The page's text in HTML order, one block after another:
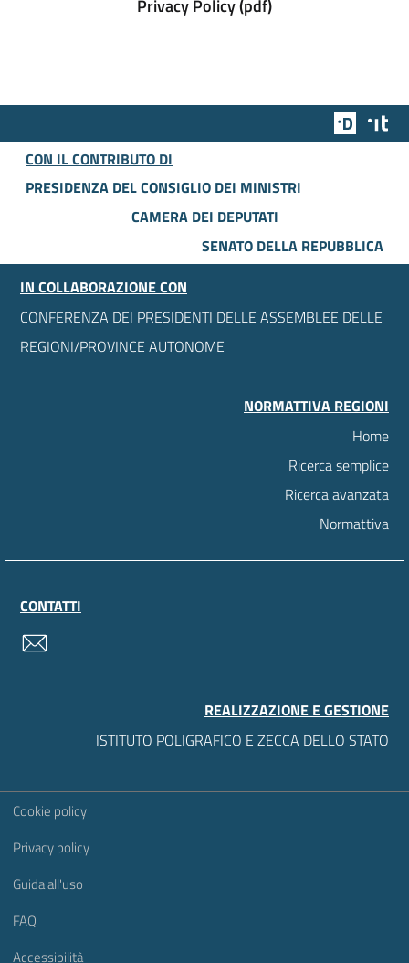
Privacy Policy (pdf)
Team
CON IL CONTRIBUTO DI
PRESIDENZA DEL CONSIGLIO DEI MINISTRI
CAMERA DEI DEPUTATI
SENATO DELLA REPUBBLICA
IN COLLABORAZIONE CON
CONFERENZA DEI PRESIDENTI DELLE ASSEMBLEE DELLE
REGIONI/PROVINCE AUTONOME
NORMATTIVA REGIONI
Home
Ricerca semplice
Ricerca avanzata
Normattiva
CONTATTI
REALIZZAZIONE E GESTIONE
ISTITUTO POLIGRAFICO E ZECCA DELLO STATO
Sezione Link Utili
Cookie policy
Privacy policy
Guida all'uso
FAQ
Accessibilità